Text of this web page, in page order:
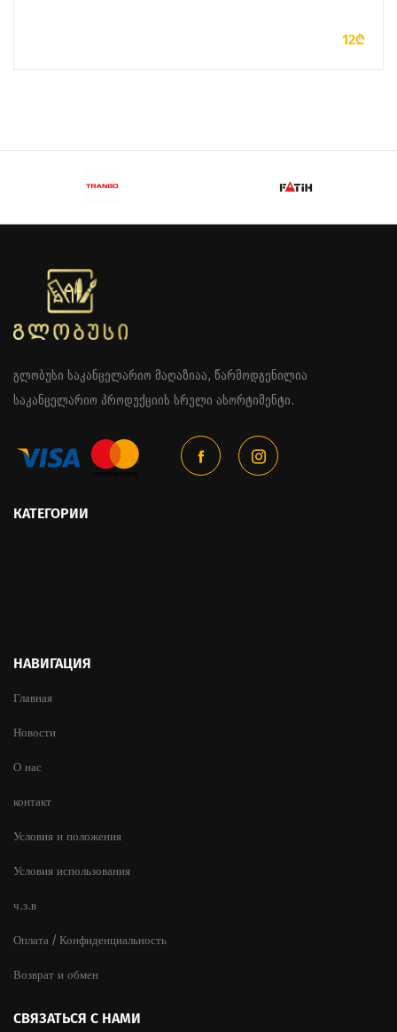
12₾
გლობუსი საკანცელარიო მაღაზიაა, წარმოდგენილია
საკანცელარიო პროდუქციის სრული ასორტიმენტი.
КАТЕГОРИИ
НАВИГАЦИЯ
Главная
Новости
О нас
контакт
Условия и положения
Условия использования
ч.з.в
Оплата / Конфиденциальность
Возврат и обмен
СВЯЗАТЬСЯ С НАМИ